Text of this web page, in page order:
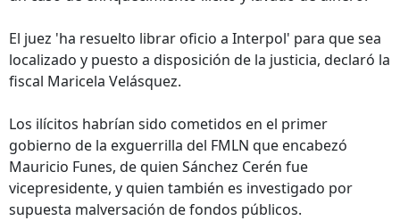
El juez 'ha resuelto librar oficio a Interpol' para que sea
localizado y puesto a disposición de la justicia, declaró la
fiscal Maricela Velásquez.
Los ilícitos habrían sido cometidos en el primer
gobierno de la exguerrilla del FMLN que encabezó
Mauricio Funes, de quien Sánchez Cerén fue
vicepresidente, y quien también es investigado por
supuesta malversación de fondos públicos.